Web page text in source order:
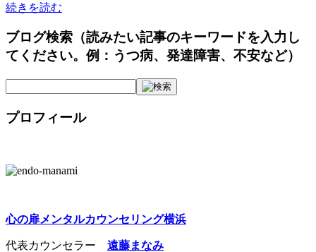
続きを読む
ブログ検索（読みたい記事のキーワードを入力し
てください。例：うつ病、発達障害、不安など）
プロフィール
心の扉メンタルカウンセリング横浜
代表カウンセラー 遠藤まなみ